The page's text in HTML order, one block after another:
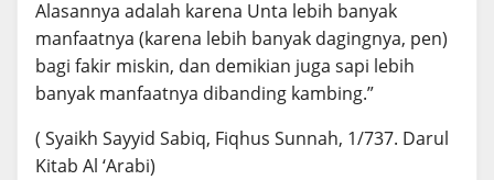
Alasannya adalah karena Unta lebih banyak
manfaatnya (karena lebih banyak dagingnya, pen)
bagi fakir miskin, dan demikian juga sapi lebih
banyak manfaatnya dibanding kambing.”
( Syaikh Sayyid Sabiq, Fiqhus Sunnah, 1/737. Darul
Kitab Al ‘Arabi)